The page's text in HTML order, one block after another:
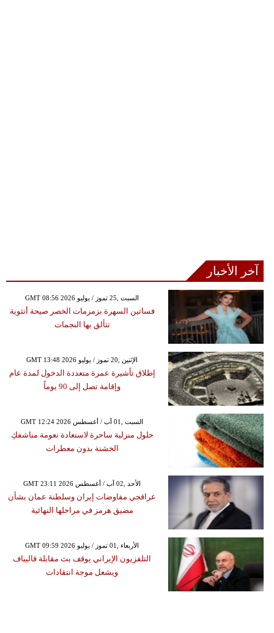
آخر الأخبار
GMT 08:56 2026 السبت ,25 تموز / يوليو
فساتين السهرة بزمزمات الخصر صيحة أنثوية
تتألق بها النجمات
GMT 13:48 2026 الإثنين ,20 تموز / يوليو
إطلاق تأشيرة عمرة متعددة الدخول لمدة عام
وإقامة تصل إلى 90 يوماً
GMT 12:24 2026 السبت ,01 آب / أغسطس
حلول منزلية ساحرة لاستعادة نعومة مناشفكِ
الخشنة بدون معطرات
GMT 23:11 2026 الأحد ,02 آب / أغسطس
عراقجي مفاوضات إيران وسلطنة عمان بشأن
مضيق هرمز في مراحلها النهائية
GMT 09:59 2026 الأربعاء ,01 تموز / يوليو
التلفزيون الإيراني يوقف بث مقابلة قاليباف
ويشعل موجة انتقادات